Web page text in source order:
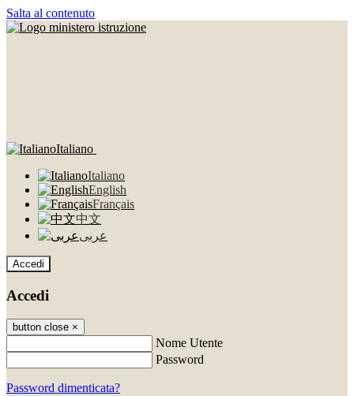
Salta al contenuto
Italiano
Italiano
English
Français
中文
عربى
Accedi
Accedi
button close ×
Nome Utente
Password
Password dimenticata?